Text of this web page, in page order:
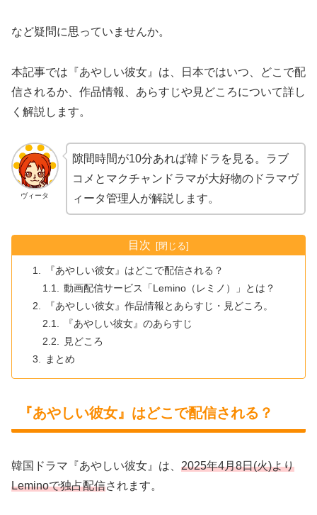
など疑問に思っていませんか。
本記事では『あやしい彼女』は、日本ではいつ、どこで配
信されるか、作品情報、あらすじや見どころについて詳し
く解説します。
ヴィータ
隙間時間が10分あれば韓ドラを見る。ラブ
コメとマクチャンドラマが大好物のドラマヴ
ィータ管理人が解説します。
目次
『あやしい彼女』はどこで配信される？
動画配信サービス「Lemino（レミノ）」とは？
『あやしい彼女』作品情報とあらすじ・見どころ。
『あやしい彼女』のあらすじ
見どころ
まとめ
『あやしい彼女』はどこで配信される？
韓国ドラマ『あやしい彼女』は、 2025年4月8日(火)より
Leminoで独占配信されます。